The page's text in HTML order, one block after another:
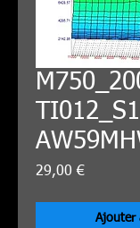
29,00 €Prix
Ajouter